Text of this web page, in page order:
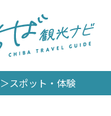
スポット・体験